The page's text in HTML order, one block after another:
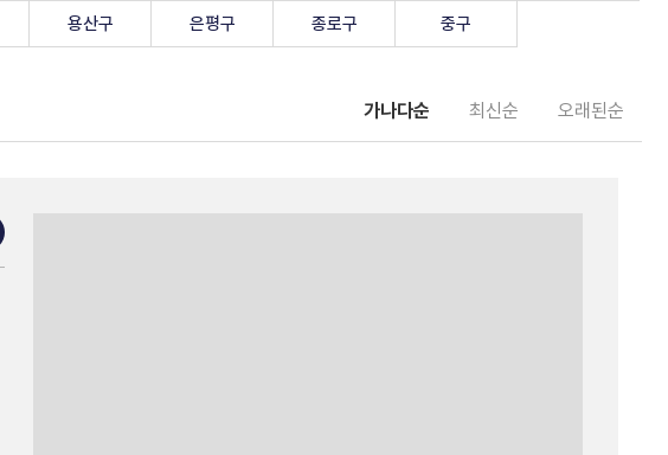
용산구 은평구 종로구 중구
가나다순 최신순 오래된순